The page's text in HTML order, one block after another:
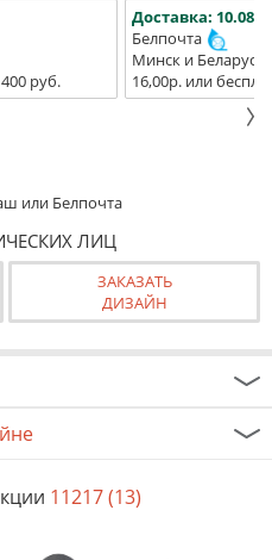
руб.
Доставка:
Белпочта
Минск и Беларусь
16,00р. или
или Белпочта
ЛИЦ
ЗАКАЗАТЬ
ДИЗАЙН
11217 (13)